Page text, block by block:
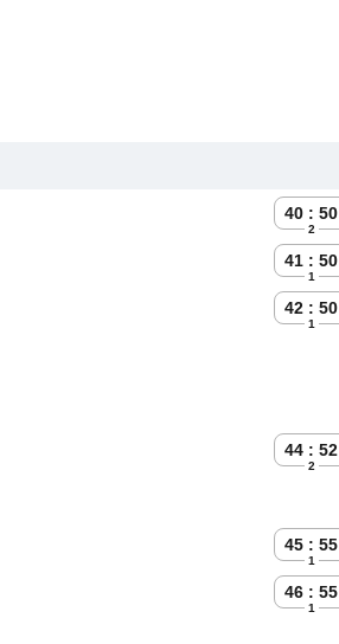
40 : 50
2
41 : 50
1
42 : 50
1
44 : 52
2
45 : 55
1
46 : 55
1